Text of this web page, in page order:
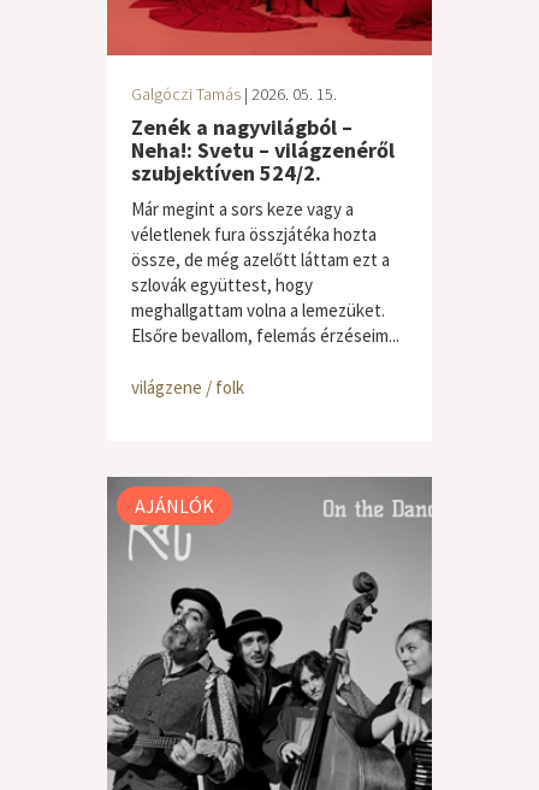
Galgóczi Tamás | 2026. 05. 15.
Zenék a nagyvilágból –
Neha!: Svetu – világzenéről
szubjektíven 524/2.
Már megint a sors keze vagy a
véletlenek fura összjátéka hozta
össze, de még azelőtt láttam ezt a
szlovák együttest, hogy
meghallgattam volna a lemezüket.
Elsőre bevallom, felemás érzéseim...
világzene / folk
AJÁNLÓK